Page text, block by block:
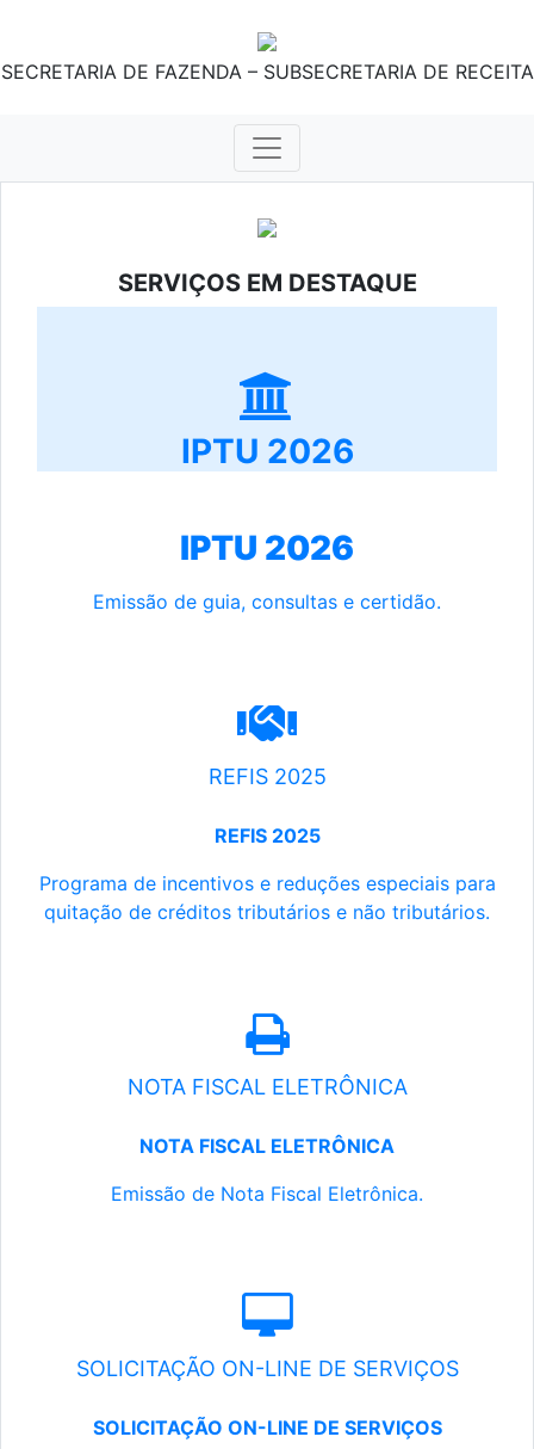
SECRETARIA DE FAZENDA – SUBSECRETARIA DE RECEITA
SERVIÇOS EM DESTAQUE
IPTU 2026
IPTU 2026
Emissão de guia, consultas e certidão.
REFIS 2025
REFIS 2025
Programa de incentivos e reduções especiais para
quitação de créditos tributários e não tributários.
NOTA FISCAL ELETRÔNICA
NOTA FISCAL ELETRÔNICA
Emissão de Nota Fiscal Eletrônica.
SOLICITAÇÃO ON-LINE DE SERVIÇOS
SOLICITAÇÃO ON-LINE DE SERVIÇOS